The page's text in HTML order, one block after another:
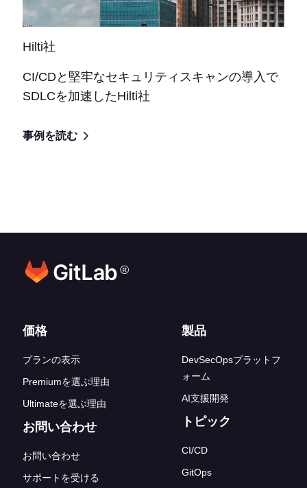
Hilti社
CI/CDと堅牢なセキュリティスキャンの導入で
SDLCを加速したHilti社
事例を読む
®
フッターリンク
価格
プランの表示
Premiumを選ぶ理由
Ultimateを選ぶ理由
お問い合わせ
お問い合わせ
サポートを受ける
製品
DevSecOpsプラットフ
ォーム
AI支援開発
トピック
CI/CD
GitOps